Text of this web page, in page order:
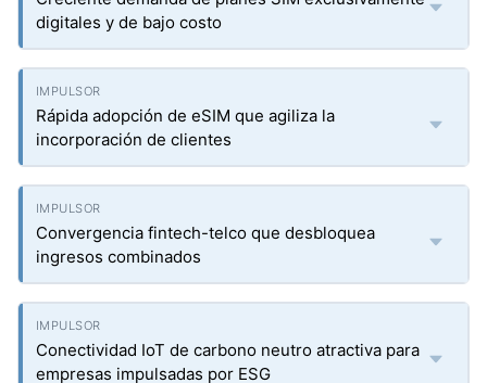
digitales y de bajo costo
Rápida adopción de eSIM que agiliza la
incorporación de clientes
Convergencia fintech-telco que desbloquea
ingresos combinados
Conectividad IoT de carbono neutro atractiva para
empresas impulsadas por ESG